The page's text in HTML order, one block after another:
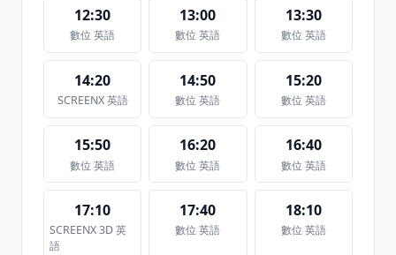
12:30
數位 英語
13:00
數位 英語
13:30
數位 英語
14:20
SCREENX 英語
14:50
數位 英語
15:20
數位 英語
15:50
數位 英語
16:20
數位 英語
16:40
數位 英語
17:10
SCREENX 3D 英
語
17:40
數位 英語
18:10
數位 英語